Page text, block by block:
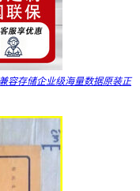
容存储企业级海量数据原装正